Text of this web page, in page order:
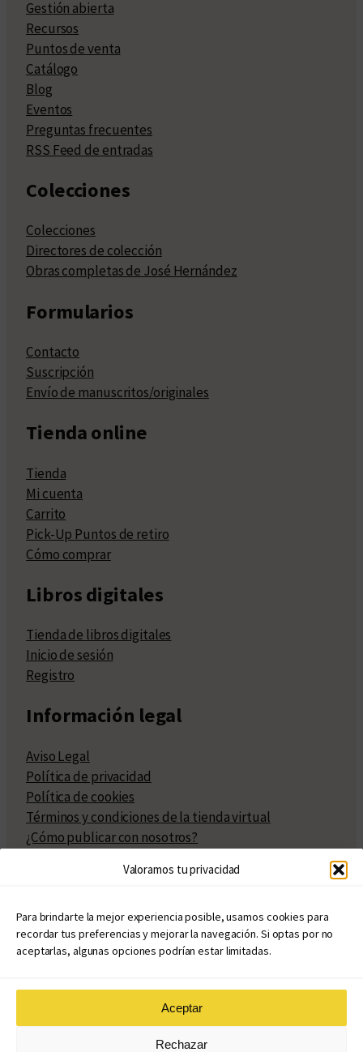
Valoramos tu privacidad
Para brindarte la mejor experiencia posible, usamos cookies para
recordar tus preferencias y mejorar la navegación. Si optas por no
aceptarlas, algunas opciones podrían estar limitadas.
Aceptar
Rechazar
Gestión abierta
Recursos
Puntos de venta
Catálogo
Blog
Eventos
Preguntas frecuentes
RSS Feed de entradas
Colecciones
Colecciones
Directores de colección
Obras completas de José Hernández
Formularios
Contacto
Suscripción
Envío de manuscritos/originales
Tienda online
Tienda
Mi cuenta
Carrito
Pick-Up Puntos de retiro
Cómo comprar
Libros digitales
Tienda de libros digitales
Inicio de sesión
Registro
Información legal
Aviso Legal
Política de privacidad
Política de cookies
Términos y condiciones de la tienda virtual
¿Cómo publicar con nosotros?
Políticas de publicación
Políticas de coedición
Atribuciones